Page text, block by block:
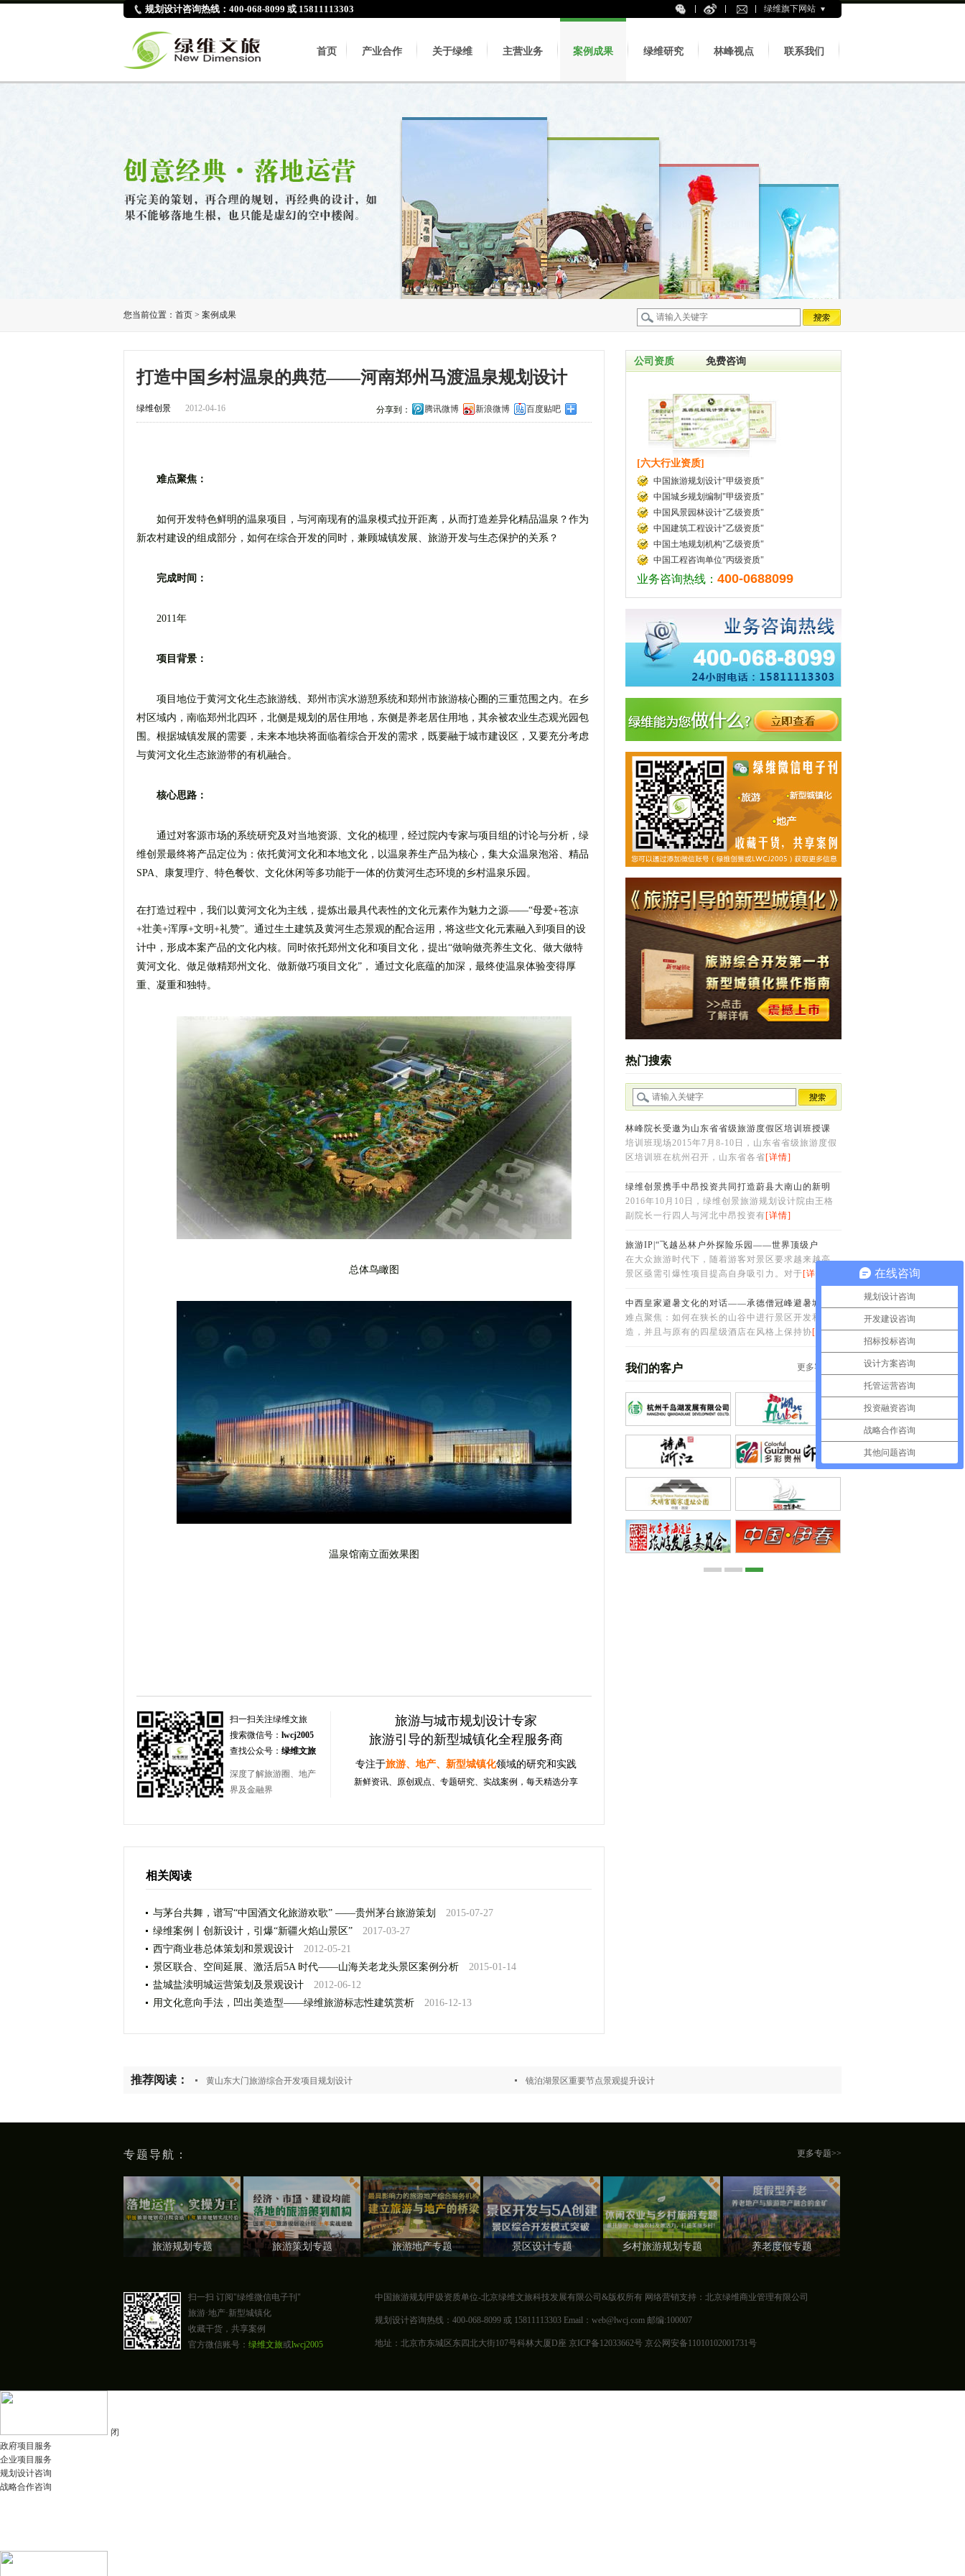
规划设计咨询热线：400-068-8099 或 15811113303 绿维旗下网站
首页 产业合作 关于绿维 主营业务 案例成果 绿维研究 林峰视点 联系我们
您当前位置： 首页 > 案例成果
打造中国乡村温泉的典范——河南郑州马渡温泉规划设计
绿维创景 2012-04-16 分享到： 腾讯微博 新浪微博 百度贴吧
难点聚焦：
如何开发特色鲜明的温泉项目，与河南现有的温泉模式拉开距离，从而打造差异化精品温泉？作为
新农村建设的组成部分，如何在综合开发的同时，兼顾城镇发展、旅游开发与生态保护的关系？
完成时间：
2011年
项目背景：
项目地位于黄河文化生态旅游线、郑州市滨水游憩系统和郑州市旅游核心圈的三重范围之内。在乡
村区域内，南临郑州北四环，北侧是规划的居住用地，东侧是养老居住用地，其余被农业生态观光园包
围。根据城镇发展的需要，未来本地块将面临着综合开发的需求，既要融于城市建设区，又要充分考虑
与黄河文化生态旅游带的有机融合。
核心思路：
通过对客源市场的系统研究及对当地资源、文化的梳理，经过院内专家与项目组的讨论与分析，绿
维创景最终将产品定位为：依托黄河文化和本地文化，以温泉养生产品为核心，集大众温泉泡浴、精品
SPA、康复理疗、特色餐饮、文化休闲等多功能于一体的仿黄河生态环境的乡村温泉乐园。
在打造过程中，我们以黄河文化为主线，提炼出最具代表性的文化元素作为魅力之源――“母爱+苍凉
+壮美+浑厚+文明+礼赞”。通过生土建筑及黄河生态景观的配合运用，将这些文化元素融入到项目的设
计中，形成本案产品的文化内核。同时依托郑州文化和项目文化，提出“做响做亮养生文化、做大做特
黄河文化、做足做精郑州文化、做新做巧项目文化”， 通过文化底蕴的加深，最终使温泉体验变得厚
重、凝重和独特。
总体鸟瞰图
温泉馆南立面效果图
扫一扫关注绿维文旅
搜索微信号： lwcj2005
查找公众号： 绿维文旅
深度了解旅游圈、地产
界及金融界
旅游与城市规划设计专家
旅游引导的新型城镇化全程服务商
专注于旅游、地产、新型城镇化领域的研究和实践
新鲜资讯、原创观点、专题研究、实战案例，每天精选分享
相关阅读
与茅台共舞，谱写“中国酒文化旅游欢歌” ——贵州茅台旅游策划
2015-07-27
绿维案例丨创新设计，引爆“新疆火焰山景区”
2017-03-27
西宁商业巷总体策划和景观设计
2012-05-21
景区联合、空间延展、激活后5A 时代——山海关老龙头景区案例分析
2015-01-14
盐城盐渎明城运营策划及景观设计
2012-06-12
用文化意向手法，凹出美造型——绿维旅游标志性建筑赏析
2016-12-13
公司资质 免费咨询
[六大行业资质]
中国旅游规划设计"甲级资质"
中国城乡规划编制"甲级资质"
中国风景园林设计"乙级资质"
中国建筑工程设计"乙级资质"
中国土地规划机构"乙级资质"
中国工程咨询单位"丙级资质"
业务咨询热线： 400-0688099
热门搜索
林峰院长受邀为山东省省级旅游度假区培训班授课
培训班现场2015年7月8-10日，山东省省级旅游度假
区培训班在杭州召开，山东省各省[详情]
绿维创景携手中昂投资共同打造蔚县大南山的新明
2016年10月10日，绿维创景旅游规划设计院由王格
副院长一行四人与河北中昂投资有[详情]
旅游IP|“飞越丛林户外探险乐园——世界顶级户
在大众旅游时代下，随着游客对景区要求越来越高，
景区亟需引爆性项目提高自身吸引力。对于[详情]
中西皇家避暑文化的对话——承德僧冠峰避暑城堡
难点聚焦：如何在狭长的山谷中进行景区开发和改
造，并且与原有的四星级酒店在风格上保持协[详情]
我们的客户 更多客户>>
推荐阅读： 黄山东大门旅游综合开发项目规划设计 镜泊湖景区重要节点景观提升设计
专题导航： 更多专题>>
旅游规划专题 旅游策划专题 旅游地产专题 景区设计专题 乡村旅游规划专题 养老度假专题
扫一扫 订阅"绿维微信电子刊"
旅游·地产·新型城镇化
收藏干货，共享案例
官方微信账号： 绿维文旅或lwcj2005
中国旅游规划甲级资质单位-北京绿维文旅科技发展有限公司&版权所有 网络营销支持：北京绿维商业管理有限公司
规划设计咨询热线：400-068-8099 或 15811113303 Email：web@lwcj.com 邮编:100007
地址：北京市东城区东四北大街107号科林大厦D座 京ICP备12033662号 京公网安备11010102001731号
闭
政府项目服务
企业项目服务
规划设计咨询
战略合作咨询
在线咨询
规划设计咨询
开发建设咨询
招标投标咨询
设计方案咨询
托管运营咨询
投资融资咨询
战略合作咨询
其他问题咨询